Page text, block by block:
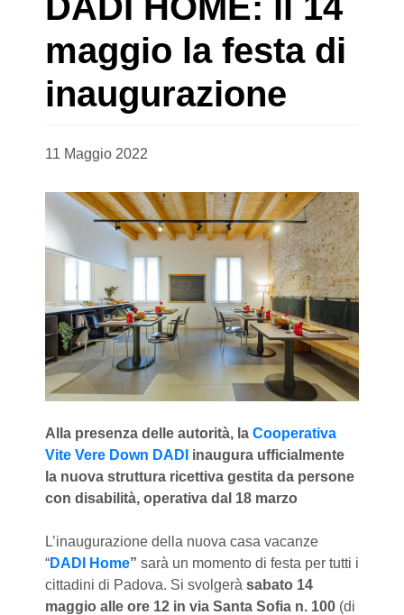
maggio la festa di
inaugurazione
11 Maggio 2022
Alla presenza delle autorità, la Cooperativa
Vite Vere Down DADI inaugura ufficialmente
la nuova struttura ricettiva gestita da persone
con disabilità, operativa dal 18 marzo
L’inaugurazione della nuova casa vacanze
“DADI Home” sarà un momento di festa per tutti i
cittadini di Padova. Si svolgerà sabato 14
maggio alle ore 12 in via Santa Sofia n. 100 (di